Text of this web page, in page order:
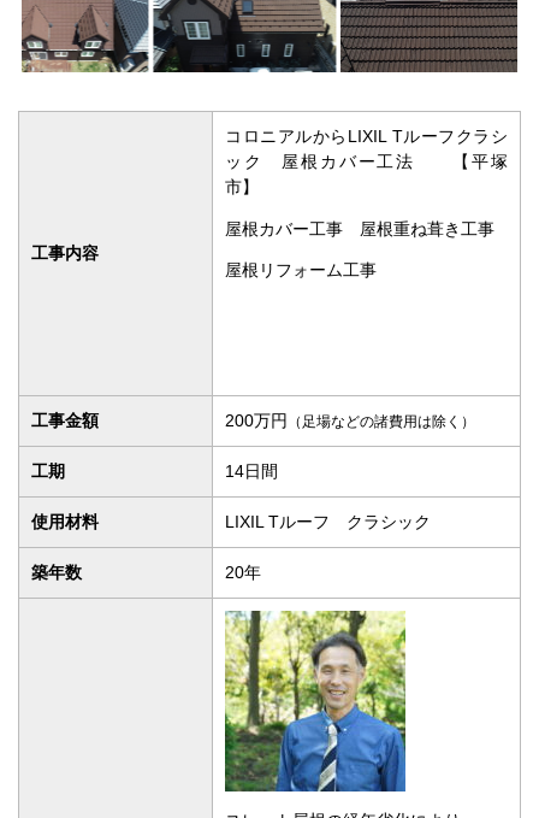
工事内容
コロニアルからLIXIL Tルーフクラシ
ック 屋根カバー工法 【平塚
市】
屋根カバー工事 屋根重ね葺き工事
屋根リフォーム工事
工事金額 200万円 （足場などの諸費用は除く）
工期 14日間
使用材料 LIXIL Tルーフ クラシック
築年数 20年